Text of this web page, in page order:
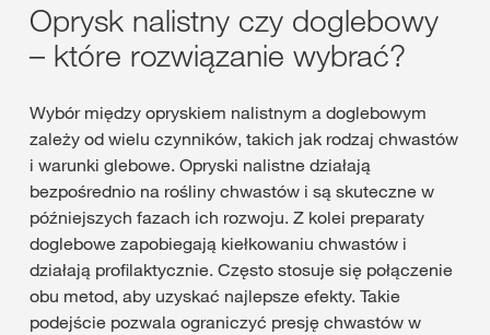
Oprysk nalistny czy doglebowy
– które rozwiązanie wybrać?
Wybór między opryskiem nalistnym a doglebowym
zależy od wielu czynników, takich jak rodzaj chwastów
i warunki glebowe. Opryski nalistne działają
bezpośrednio na rośliny chwastów i są skuteczne w
późniejszych fazach ich rozwoju. Z kolei preparaty
doglebowe zapobiegają kiełkowaniu chwastów i
działają profilaktycznie. Często stosuje się połączenie
obu metod, aby uzyskać najlepsze efekty. Takie
podejście pozwala ograniczyć presję chwastów w